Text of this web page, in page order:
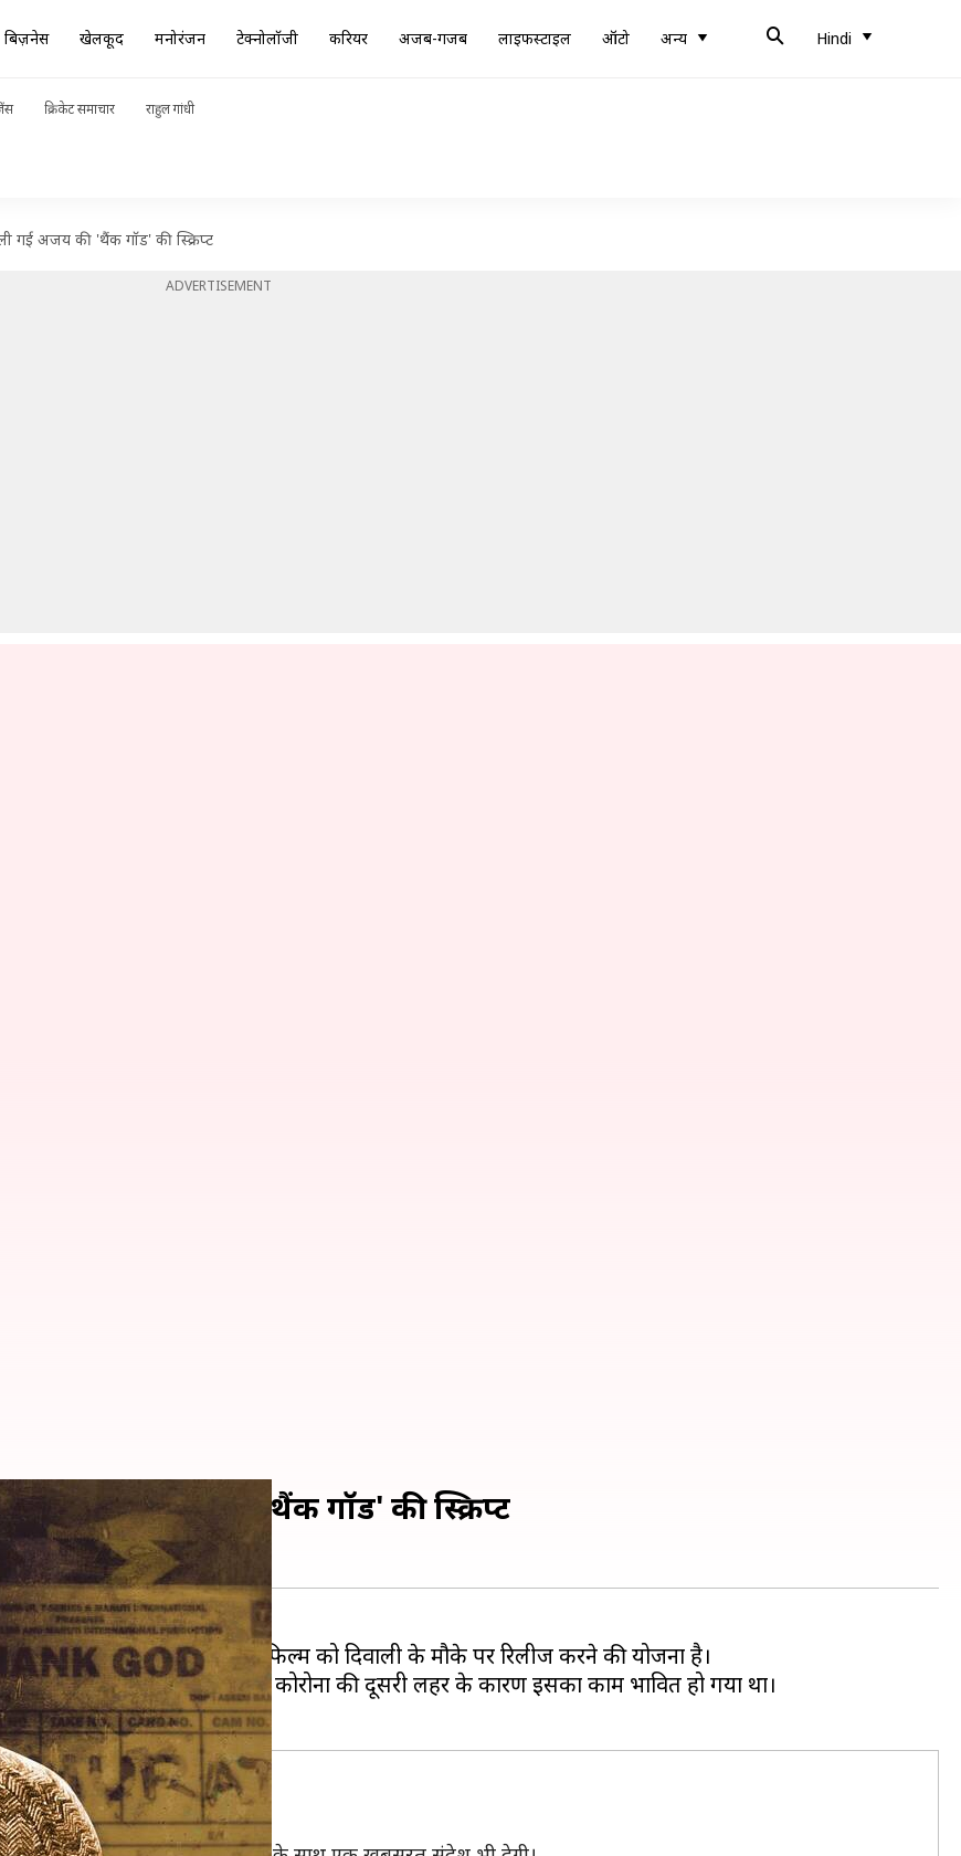
बिज़नेस खेलकूद मनोरंजन टेक्नोलॉजी करियर अजब-गजब लाइफस्टाइल ऑटो अन्य Hindi
क्रिकेट समाचार राहुल गांधी
गई अजय की 'थैंक गॉड' की स्क्रिप्ट
ADVERTISEMENT
बदली गई अजय की 'थैंक गॉड' की स्क्रिप्ट
चर्चा में है। इस कॉमेडी ड्रामा फिल्म को दिवाली के मौके पर रिलीज करने की योजना है।
करने की योजना थी, लेकिन कोरोना की दूसरी लहर के कारण इसका काम प्रभावित हो गया था।